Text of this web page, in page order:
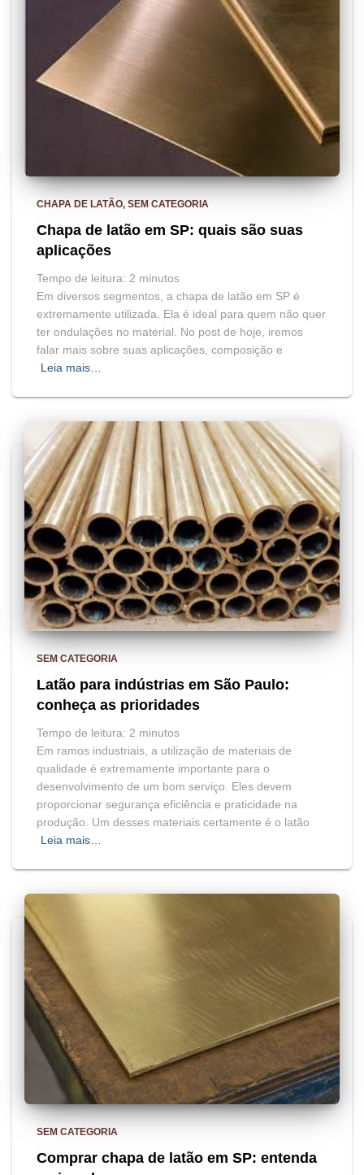
CHAPA DE LATÃO SEM CATEGORIA
Chapa de latão em SP: quais são suas
aplicações
Tempo de leitura: 2 minutos
Em diversos segmentos, a chapa de latão em SP é
extremamente utilizada. Ela é ideal para quem não quer
ter ondulações no material. No post de hoje, iremos
falar mais sobre suas aplicações, composição e
Leia mais…
SEM CATEGORIA
Latão para indústrias em São Paulo:
conheça as prioridades
Tempo de leitura: 2 minutos
Em ramos industriais, a utilização de materiais de
qualidade é extremamente importante para o
desenvolvimento de um bom serviço. Eles devem
proporcionar segurança eficiência e praticidade na
produção. Um desses materiais certamente é o latão
Leia mais…
SEM CATEGORIA
Comprar chapa de latão em SP: entenda